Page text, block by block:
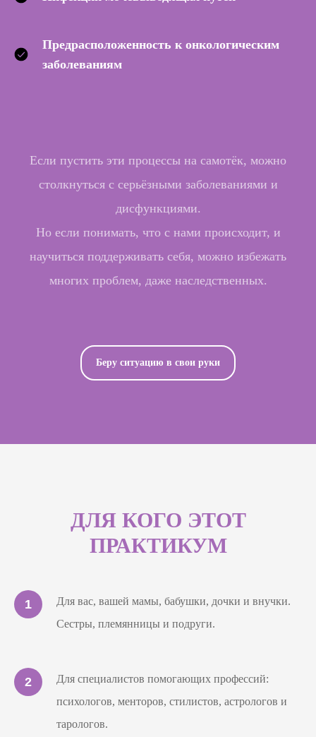
Предрасположенность к онкологическим
заболеваниям
Если пустить эти процессы на самотёк, можно
столкнуться с серьёзными заболеваниями и
дисфункциями.
Но если понимать, что с нами происходит, и
научиться поддерживать себя, можно избежать
многих проблем, даже наследственных.
Беру ситуацию в свои руки
ДЛЯ КОГО ЭТОТ
ПРАКТИКУМ
Для вас, вашей мамы, бабушки, дочки и внучки.
Сестры, племянницы и подруги.
Для специалистов помогающих профессий:
психологов, менторов, стилистов, астрологов и
тарологов.